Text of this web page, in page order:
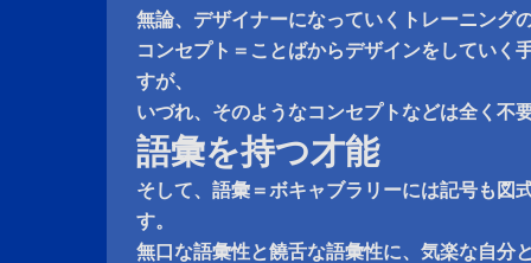
無論、デザイナーになっていくトレーニング
コンセプト＝ことばからデザインをしていく
すが、
いづれ、そのようなコンセプトなどは全く不
語彙を持つ才能
そして、語彙＝ボキャブラリーには記号も図
す。
無口な語彙性と饒舌な語彙性に、気楽な自分